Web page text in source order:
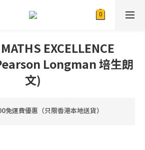
EXCELLENCE
Longman 培生朗
文)
運費優惠（只限香港本地送貨）